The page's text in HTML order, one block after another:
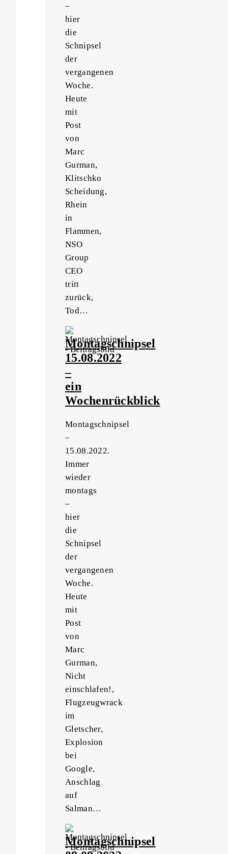
–
hier
die
Schnipsel
der
vergangenen
Woche.
Heute
mit
Post
von
Marc
Gurman,
Klitschko
Scheidung,
Rhein
in
Flammen,
NSO
Group
CEO
tritt
zurück,
Tod…
Montagschnipsel
15.08.2022
–
ein
Wochenrückblick
Montagschnipsel
–
15.08.2022.
Immer
wieder
montags
–
hier
die
Schnipsel
der
vergangenen
Woche.
Heute
mit
Post
von
Marc
Gurman,
Nicht
einschlafen!,
Flugzeugwrack
im
Gletscher,
Explosion
bei
Google,
Anschlag
auf
Salman…
Montagschnipsel